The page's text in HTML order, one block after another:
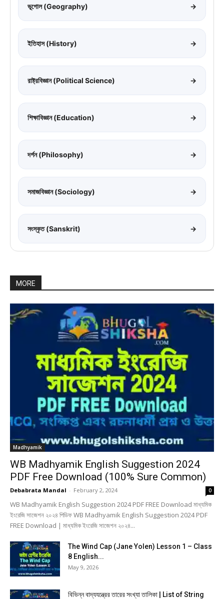
ভূগোল (Geography) →
ইতিহাস (History) →
রাষ্ট্রবিজ্ঞান (Political Science) →
শিক্ষাবিজ্ঞান (Education) →
দর্শন (Philosophy) →
সমাজবিজ্ঞান (Sociology) →
সংস্কৃত (Sanskrit) →
MORE
Madhyamik
WB Madhyamik English Suggestion 2024
PDF Free Download (100% Sure Common)
Debabrata Mandal - February 2, 2024 0
WB Madhyamik English Suggestion 2024 PDF FREE Download মাধ্যমিক
ইংরেজি সাজেশন ২০২৪ পিডিফ WB Madhyamik English Suggestion 2024 PDF
FREE Download | মাধ্যমিক ইংরেজি সাজেশন ২০২৪...
The Wind Cap (Jane Yolen) Lesson 1 – Class
8 English...
May 9, 2026
বিভিন্ন বাদ্যযন্ত্রের তারের সংখ্যা তালিকা | List of String